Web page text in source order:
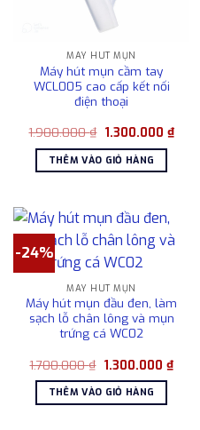
MÁY HÚT MỤN
Máy hút mụn cầm tay
WCL005 cao cấp kết nối
điện thoại
1.900.000₫ Giá
là:
1.900.000 ₫.
1.300.000 ₫Giá
THÊM VÀO GIỎ HÀNG
-24%
MÁY HÚT MỤN
Máy hút mụn đầu đen, làm
sạch lỗ chân lông và mụn
trứng cá WC02
1.700.000₫ Giá
là:
1.700.000 ₫.
1.300.000 ₫Giá
hiện
THÊM VÀO GIỎ HÀNG